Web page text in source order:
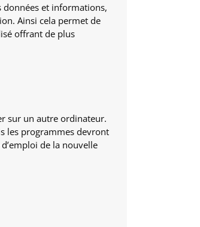
données et informations,
Ainsi cela permet de
offrant de plus
sur un autre ordinateur.
les programmes devront
de la nouvelle